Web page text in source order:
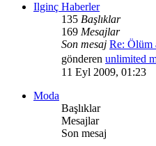
Ilginç Haberler
135 Başlıklar
169 Mesajlar
Son mesaj Re: Ölüm
gönderen unlimited
11 Eyl 2009, 01:23
Moda
Başlıklar
Mesajlar
Son mesaj